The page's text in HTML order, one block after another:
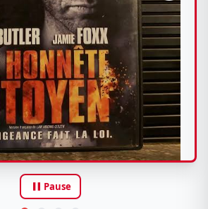
pause Pause